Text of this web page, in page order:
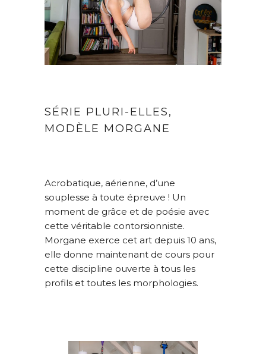
SÉRIE PLURI-ELLES,
MODÈLE MORGANE
Acrobatique, aérienne, d’une
souplesse à toute épreuve ! Un
moment de grâce et de poésie avec
cette véritable contorsionniste.
Morgane exerce cet art depuis 10 ans,
elle donne maintenant de cours pour
cette discipline ouverte à tous les
profils et toutes les morphologies.